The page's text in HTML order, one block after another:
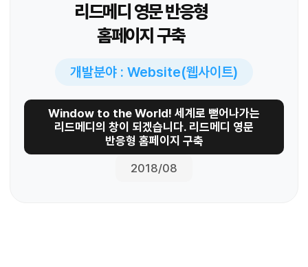
리드메디 영문 반응형
홈페이지 구축
개발분야 : Website(웹사이트)
Window to the World! 세계로 뻗어나가는
리드메디의 창이 되겠습니다. 리드메디 영문
반응형 홈페이지 구축
2018/08